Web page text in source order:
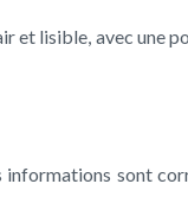
et lisible, avec une
sont